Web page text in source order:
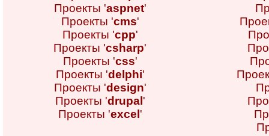
Проекты 'aspnet'
Проекты 'cms'
Проекты 'cpp'
Проекты 'csharp'
Проекты 'css'
Проекты 'delphi'
Проекты 'design'
Проекты 'drupal '
Проекты 'excel '